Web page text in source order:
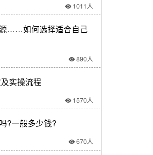
1011人
……如何选择适合自己
890人
实操流程
1570人
?一般多少钱?
670人